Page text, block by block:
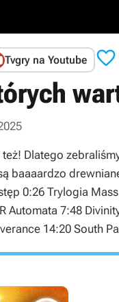
Tvgry na Youtube 
też! Dlatego
baaaardzo
0:26 Trylogia
7:48
14:20 South